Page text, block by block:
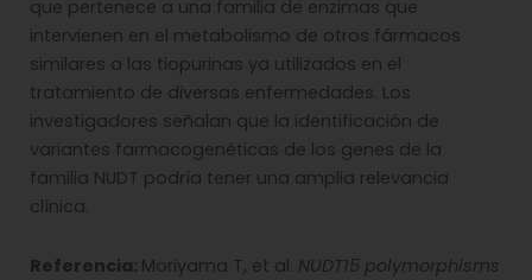
que pertenece a una familia de enzimas que
intervienen en el metabolismo de otros fármacos
similares a las tiopurinas ya utilizados en el
tratamiento de diversas enfermedades. Los
investigadores señalan que la identificación de
variantes farmacogenéticas de los genes de la
familia NUDT podría tener una amplia relevancia
clínica.
Referencia: Moriyama T, et al. NUDT15 polymorphisms